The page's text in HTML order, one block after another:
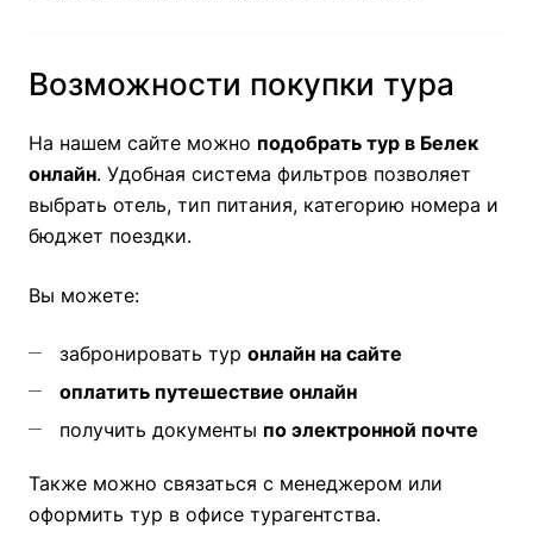
Возможности покупки тура
На нашем сайте можно подобрать тур в Белек
онлайн. Удобная система фильтров позволяет
выбрать отель, тип питания, категорию номера и
бюджет поездки.
Вы можете:
забронировать тур онлайн на сайте
оплатить путешествие онлайн
получить документы по электронной почте
Также можно связаться с менеджером или
оформить тур в офисе турагентства.